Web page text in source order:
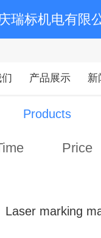
瑞标机电有限
产品展示 新
Products
Price
Laser marking